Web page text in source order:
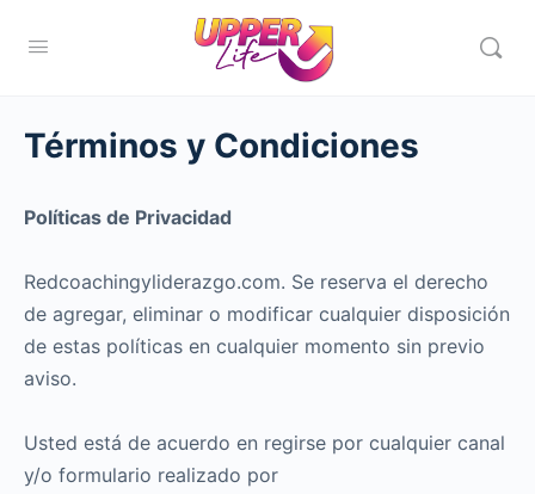
Términos y Condiciones
Políticas de Privacidad
Redcoachingyliderazgo.com. Se reserva el derecho
de agregar, eliminar o modificar cualquier disposición
de estas polí­ticas en cualquier momento sin previo
aviso.
Usted está de acuerdo en regirse por cualquier canal
y/o formulario realizado por